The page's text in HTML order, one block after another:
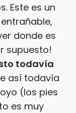
Este es un
donde es
supuesto!
todavía
así todavía
(los pies
es muy